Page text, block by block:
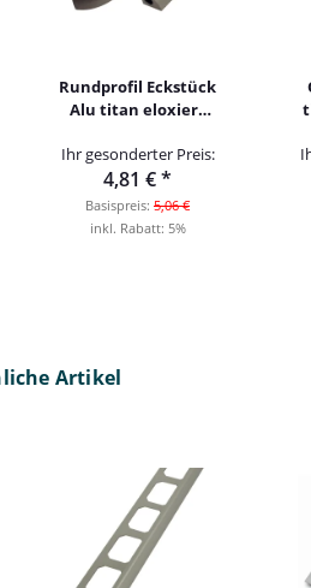
Rundprofil Eckstück
Alu titan eloxiert
Ihr gesonderter Preis:
4,81 €*
Basispreis: 5,06 €
inkl. Rabatt: 5%
Artikel